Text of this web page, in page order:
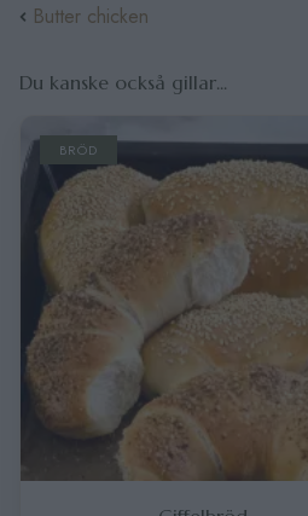
Butter chicken
Du kanske också gillar...